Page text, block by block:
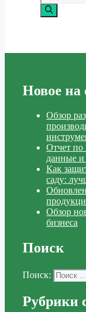
Новое на
Обзор
Отчет по
данные и
Как
саду:
Обзор
бизнеса
Поиск
Поиск:
Рубрики